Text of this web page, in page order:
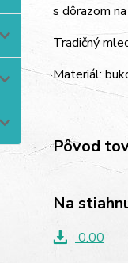
s dôrazom
Tradičný
Materiál:
Pôvod
Na
0.00